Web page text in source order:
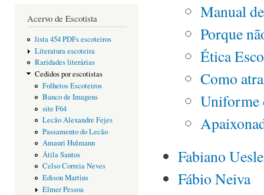
Acervo de Escotista
lista 454 PDFs escoteiros
Literatura escoteira
Raridades literárias
Cedidos por escotistas
Folhetos Escoteiros
Banco de Imagens
site F64
Lecão Alexandre Fejes
Passamento do Lecão
Amauri Hulmann
Átila Santos
Celso Correia Neves
Edison Martins
Elmer Pessoa
Manual
Porque
Ética
Como
Uniforme
Fabiano
Fábio Neiva